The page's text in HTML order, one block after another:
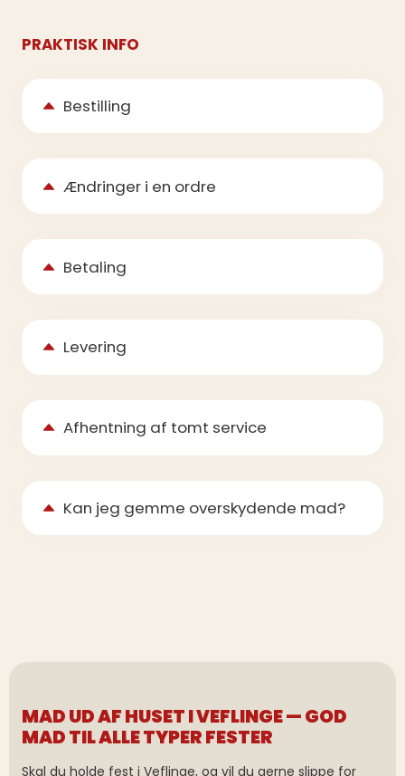
PRAKTISK INFO
Bestilling
Ændringer i en ordre
Betaling
Levering
Afhentning af tomt service
Kan jeg gemme overskydende mad?
MAD UD AF HUSET I VEFLINGE — GOD
MAD TIL ALLE TYPER FESTER
Skal du holde fest i Veflinge, og vil du gerne slippe for